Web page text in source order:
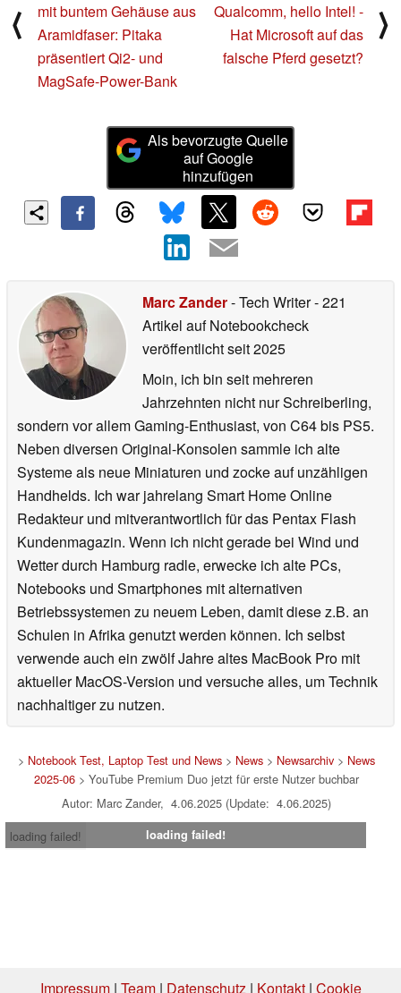
⟨
mit buntem Gehäuse aus
Aramidfaser: Pitaka
präsentiert Qi2- und
MagSafe-Power-Bank
Qualcomm, hello Intel! -
Hat Microsoft auf das
falsche Pferd gesetzt?
⟩
Als bevorzugte Quelle
auf Google
hinzufügen
Marc Zander- Tech Writer- 221
Artikel auf Notebookcheck
veröffentlichtseit 2025
Moin, ich bin seit mehreren
Jahrzehnten nicht nur Schreiberling,
sondern vor allem Gaming-Enthusiast, von C64 bis PS5.
Neben diversen Original-Konsolen sammle ich alte
Systeme als neue Miniaturen und zocke auf unzähligen
Handhelds. Ich war jahrelang Smart Home Online
Redakteur und mitverantwortlich für das Pentax Flash
Kundenmagazin. Wenn ich nicht gerade bei Wind und
Wetter durch Hamburg radle, erwecke ich alte PCs,
Notebooks und Smartphones mit alternativen
Betriebssystemen zu neuem Leben, damit diese z.B. an
Schulen in Afrika genutzt werden können. Ich selbst
verwende auch ein zwölf Jahre altes MacBook Pro mit
aktueller MacOS-Version und versuche alles, um Technik
nachhaltiger zu nutzen.
> Notebook Test, Laptop Test und News> News> Newsarchiv> News
2025-06> YouTube Premium Duo jetzt für erste Nutzer buchbar
Autor: Marc Zander, 4.06.2025 (Update: 4.06.2025)
loading failed!
loading failed!
Impressum| Team| Datenschutz | Kontakt| Cookie